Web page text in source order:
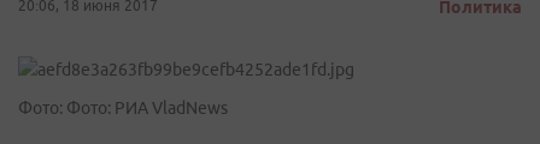
20:06, 18 июня 2017 Политика
Фото: Фото: РИА VladNews